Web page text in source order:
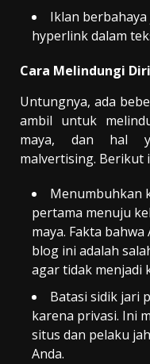
Iklan
hyperlink dalam
Cara Melindungi
Untungnya, ada
ambil untuk
maya, dan hal
malvertising. Berikut
Menumbuhkan
pertama menuju
maya. Fakta
blog ini adalah
agar tidak menjadi
Batasi sidik jari
karena privasi. Ini
situs dan pelaku
Anda.